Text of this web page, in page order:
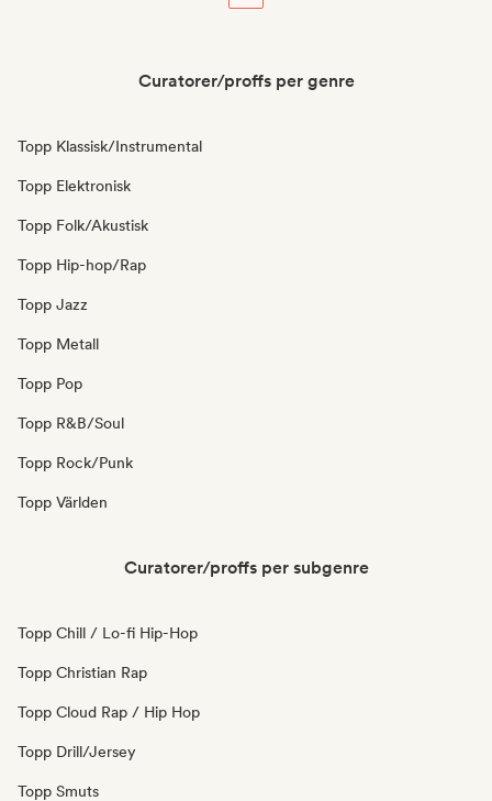
Curatorer/proffs per genre
Topp Klassisk/Instrumental
Topp Elektronisk
Topp Folk/Akustisk
Topp Hip-hop/Rap
Topp Jazz
Topp Metall
Topp Pop
Topp R&B/Soul
Topp Rock/Punk
Topp Världen
Curatorer/proffs per subgenre
Topp Chill / Lo-fi Hip-Hop
Topp Christian Rap
Topp Cloud Rap / Hip Hop
Topp Drill/Jersey
Topp Smuts